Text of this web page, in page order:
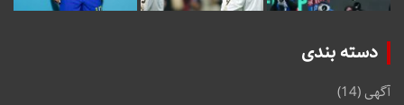
دسته بندی
آگهی(14)